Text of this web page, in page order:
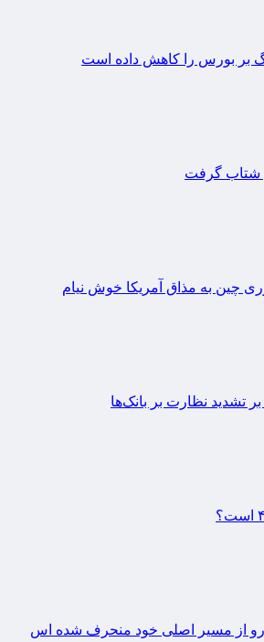
بر بورس را کاهش داده است
شتاب گرفت
چین به مذاق آمریکا خوش نیام
تشدید نظارت بر بانک‌ها
از مسیر اصلی خود منحرف شده اس